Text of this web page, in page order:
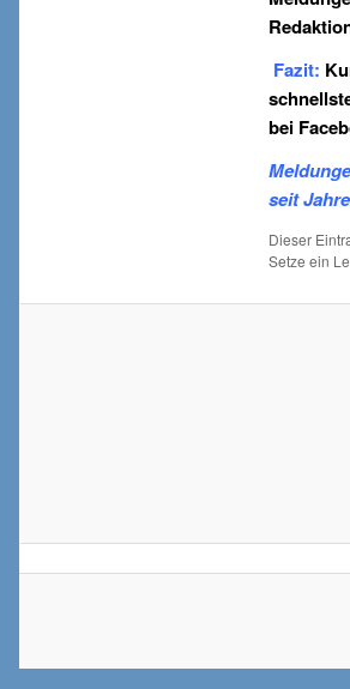
Fazit:
bei
seit
Dieser
Setze ein